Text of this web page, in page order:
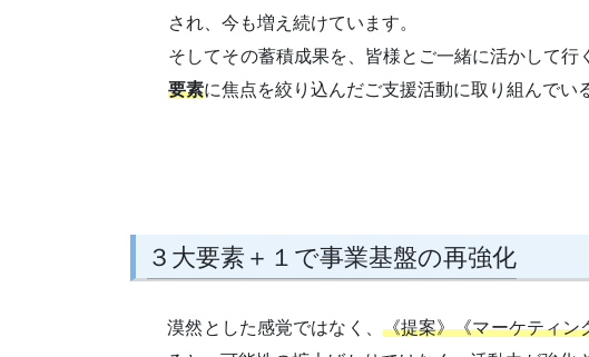
され、今も増え続けています。
そしてその蓄積成果を、皆様とご一緒に活かして行
要素に焦点を絞り込んだご支援活動に取り組んでい
３大要素＋１で事業基盤の再強化
漠然とした感覚ではなく、 《提案》《マーケティン